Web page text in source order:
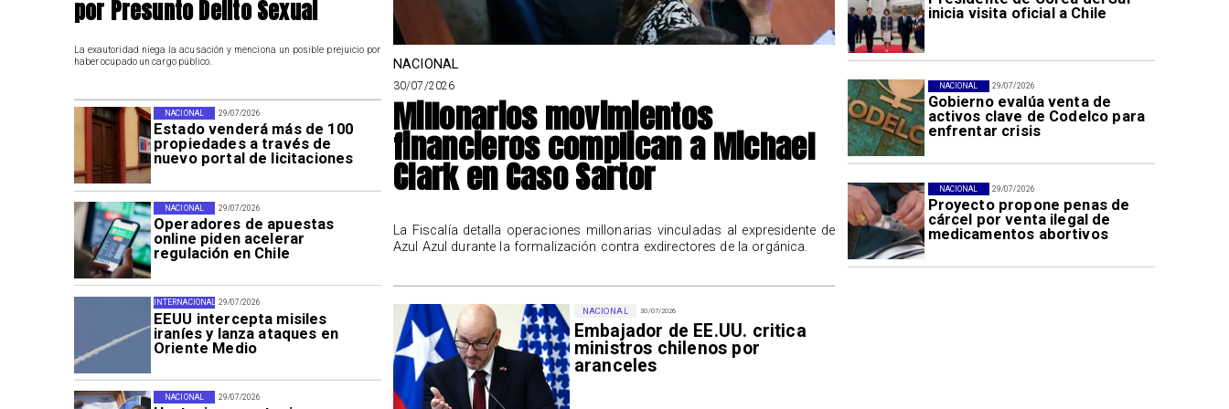
inicia visita oficial a Chile
29/07/2026
Gobierno evalúa venta de
activos clave de Codelco para
enfrentar crisis
NACIONAL
29/07/2026
Proyecto propone penas de
cárcel por venta ilegal de
medicamentos abortivos
NACIONAL
29/07/2026
Estado venderá más de 100
propiedades a través de
nuevo portal de licitaciones
NACIONAL
29/07/2026
Operadores de apuestas
online piden acelerar
regulación en Chile
NACIONAL
29/07/2026
EEUU intercepta misiles
iraníes y lanza ataques en
Oriente Medio
INTERNACIONAL
29/07/2026
NACIONAL
30/07/2026
Embajador de EE.UU. critica
ministros chilenos por
aranceles
NACIONAL
por Presunto Delito Sexual
La exautoridad niega la acusación y menciona un posible prejuicio por
haber ocupado un cargo público.
NACIONAL
30/07/2026
Millonarios movimientos
financieros complican a Michael
Clark en Caso Sartor
La Fiscalía detalla operaciones millonarias vinculadas al expresidente de
Azul Azul durante la formalización contra exdirectores de la orgánica.